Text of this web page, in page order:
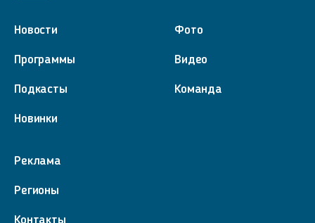
Новости
Программы
Подкасты
Новинки
Фото
Видео
Команда
Реклама
Регионы
Контакты